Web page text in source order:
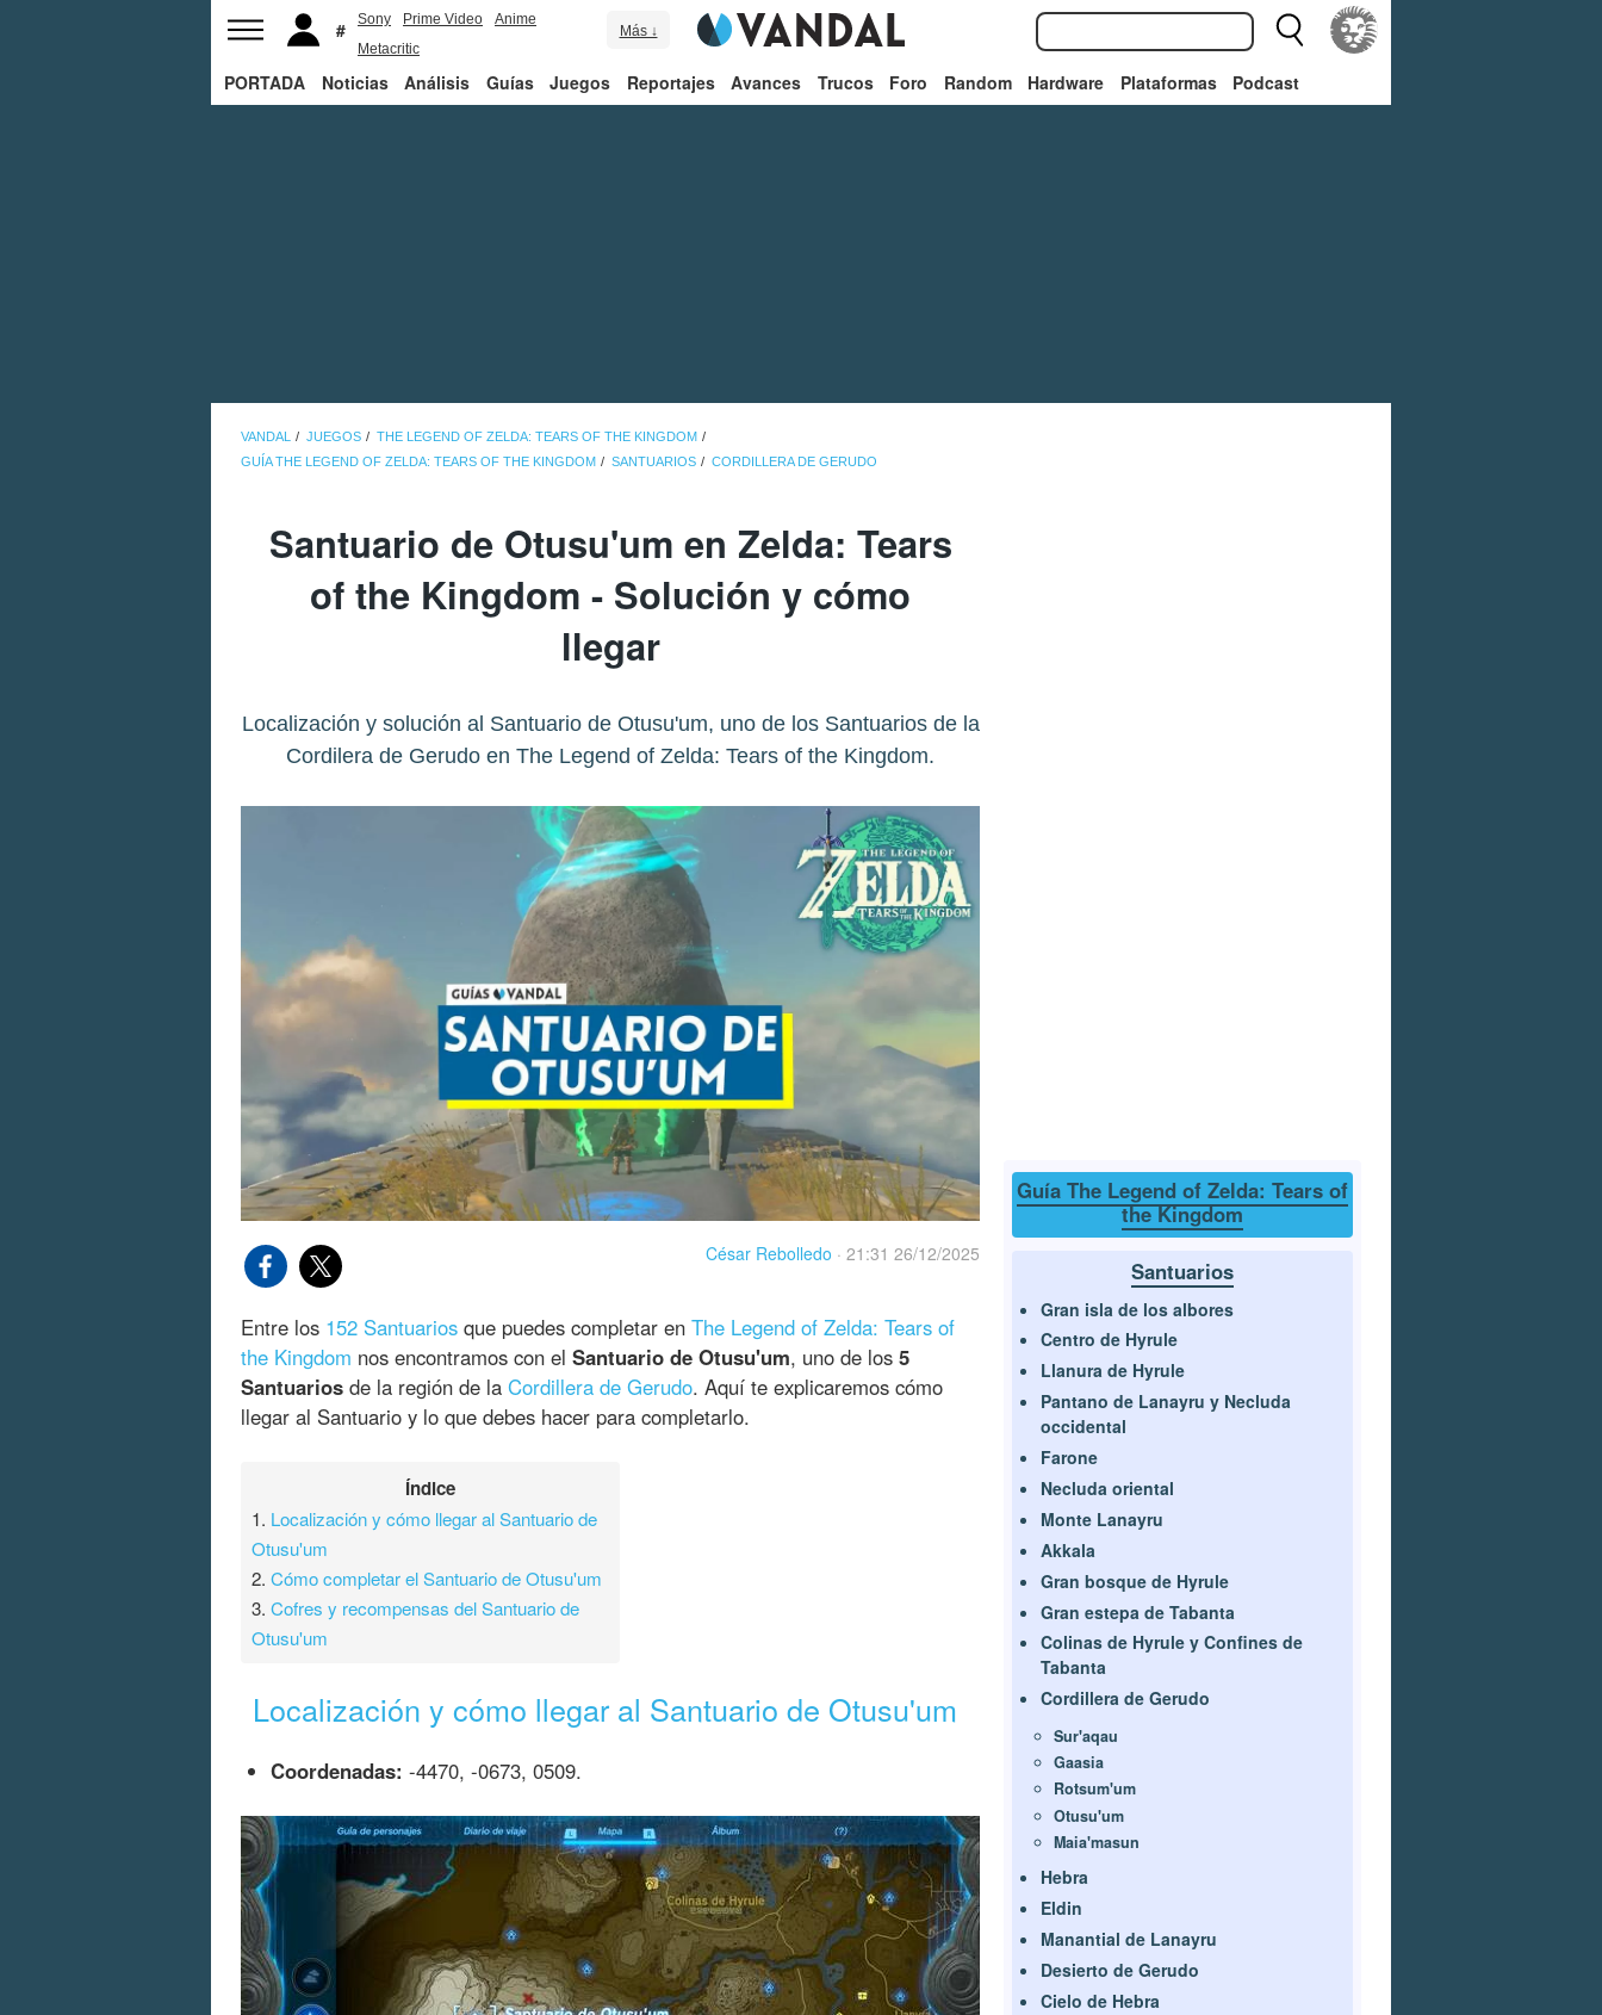
Sony Prime Video
Anime
Metacritic
Más ↓
PORTADA Noticias Análisis Guías Juegos Reportajes Avances Trucos Foro Random Hardware Plataformas Podcast
VANDAL JUEGOS
THE LEGEND OF ZELDA: TEARS OF THE KINGDOM
GUÍA THE LEGEND OF ZELDA: TEARS OF THE KINGDOM
SANTUARIOS CORDILLERA DE GERUDO
Santuario de Otusu'um en Zelda: Tears
of the Kingdom - Solución y cómo
llegar
Localización y solución al Santuario de Otusu'um, uno de los Santuarios de la
Cordilera de Gerudo en The Legend of Zelda: Tears of the Kingdom.
César Rebolledo · 21:31 26/12/2025
Entre los 152 Santuarios que puedes completar en The Legend of Zelda: Tears of
the Kingdom nos encontramos con el Santuario de Otusu'um, uno de los 5
Santuarios de la región de la Cordillera de Gerudo. Aquí te explicaremos cómo
llegar al Santuario y lo que debes hacer para completarlo.
Índice
1. Localización y cómo llegar al Santuario de
Otusu'um
2.Cómo completar el Santuario de Otusu'um
3.Cofres y recompensas del Santuario de
Otusu'um
Localización y cómo llegar al Santuario de Otusu'um
Coordenadas: -4470, -0673, 0509.
Guía The Legend of Zelda: Tears of
the Kingdom
Santuarios
Gran isla de los albores
Centro de Hyrule
Llanura de Hyrule
Pantano de Lanayru y Necluda
occidental
Farone
Necluda oriental
Monte Lanayru
Akkala
Gran bosque de Hyrule
Gran estepa de Tabanta
Colinas de Hyrule y Confines de
Tabanta
Cordillera de Gerudo
Sur'aqau
Gaasia
Rotsum'um
Otusu'um
Maia'masun
Hebra
Eldin
Manantial de Lanayru
Desierto de Gerudo
Cielo de Hebra